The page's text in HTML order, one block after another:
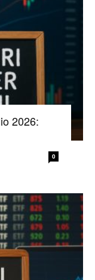
2026:
0